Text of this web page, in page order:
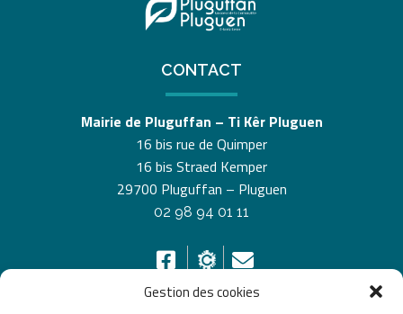
Gestion des cookies
CONTACT
Mairie de Pluguffan – Ti Kêr Pluguen
16 bis rue de Quimper
16 bis Straed Kemper
29700 Pluguffan – Pluguen
02 98 94 01 11